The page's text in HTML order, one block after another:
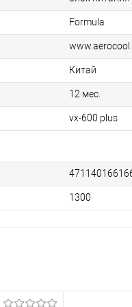
Formula
Китай
12 мес.
vx-600 plus
1300